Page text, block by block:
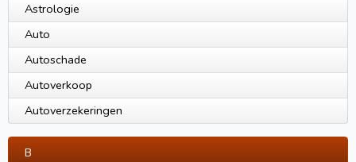
Astrologie
Auto
Autoschade
Autoverkoop
Autoverzekeringen
B